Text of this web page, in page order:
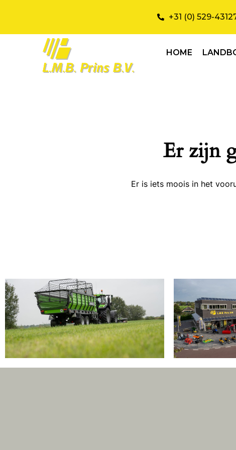
+31 (0) 529-
HOME
Er zijn
Er is iets moois in het